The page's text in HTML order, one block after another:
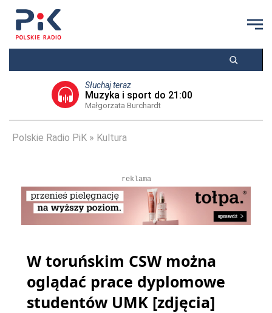
Słuchaj teraz
Muzyka i sport do 21:00
Małgorzata Burchardt
Polskie Radio PiK Kultura
reklama
W toruńskim CSW można
oglądać prace dyplomowe
studentów UMK [zdjęcia]